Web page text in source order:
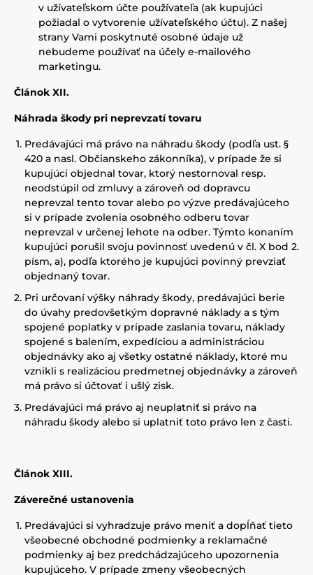
v užívateľskom účte používateľa (ak kupujúci
požiadal o vytvorenie užívateľského účtu). Z našej
strany Vami poskytnuté osobné údaje už
nebudeme používať na účely e-mailového
marketingu.
Článok XII.
Náhrada škody pri neprevzatí tovaru
Predávajúci má právo na náhradu škody (podľa ust. §
420 a nasl. Občianskeho zákonníka), v prípade že si
kupujúci objednal tovar, ktorý nestornoval resp.
neodstúpil od zmluvy a zároveň od dopravcu
neprevzal tento tovar alebo po výzve predávajúceho
si v prípade zvolenia osobného odberu tovar
neprevzal v určenej lehote na odber. Týmto konaním
kupujúci porušil svoju povinnosť uvedenú v čl. X bod 2.
písm, a), podľa ktorého je kupujúci povinný prevziať
objednaný tovar.
Pri určovaní výšky náhrady škody, predávajúci berie
do úvahy predovšetkým dopravné náklady a s tým
spojené poplatky v prípade zaslania tovaru, náklady
spojené s balením, expedíciou a administráciou
objednávky ako aj všetky ostatné náklady, ktoré mu
vznikli s realizáciou predmetnej objednávky a zároveň
má právo si účtovať i ušlý zisk.
Predávajúci má právo aj neuplatniť si právo na
náhradu škody alebo si uplatniť toto právo len z časti.
Článok XIII.
Záverečné ustanovenia
Predávajúci si vyhradzuje právo meniť a dopĺňať tieto
všeobecné obchodné podmienky a reklamačné
podmienky aj bez predchádzajúceho upozornenia
kupujúceho. V prípade zmeny všeobecných